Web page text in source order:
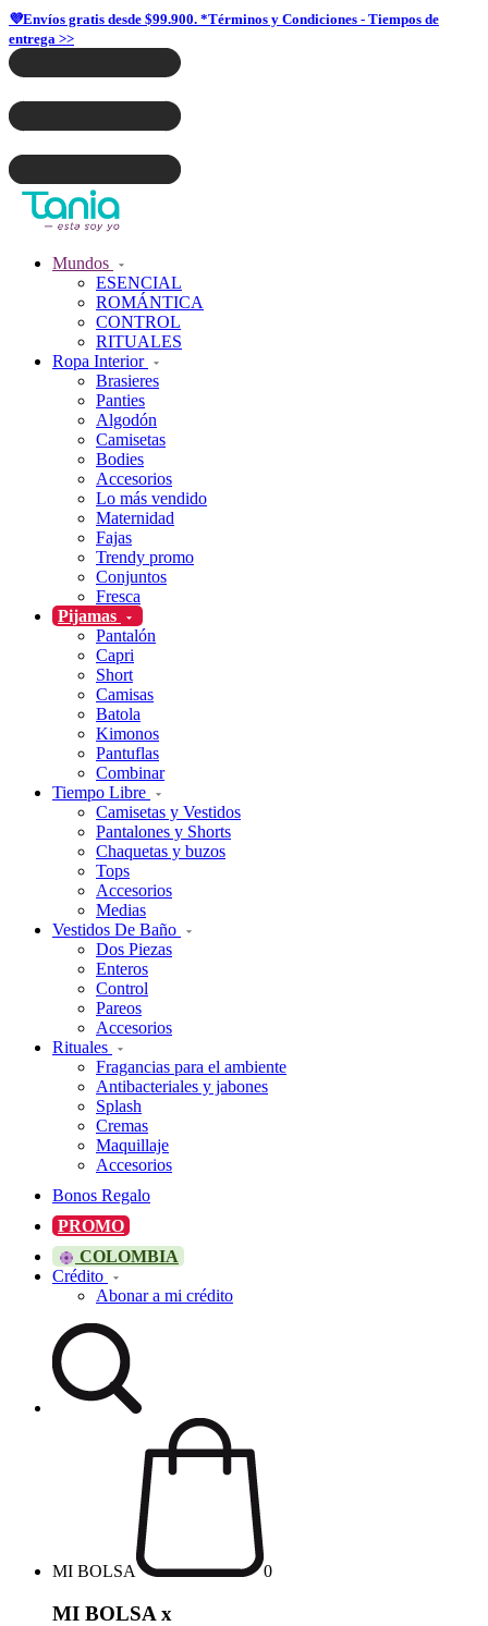
💜Envíos gratis desde $99.900. *Términos y Condiciones - Tiempos de
entrega >>
Mundos
ESENCIAL
ROMÁNTICA
CONTROL
RITUALES
Ropa Interior
Brasieres
Panties
Algodón
Camisetas
Bodies
Accesorios
Lo más vendido
Maternidad
Fajas
Trendy promo
Conjuntos
Fresca
Pijamas
Pantalón
Capri
Short
Camisas
Batola
Kimonos
Pantuflas
Combinar
Tiempo Libre
Camisetas y Vestidos
Pantalones y Shorts
Chaquetas y buzos
Tops
Accesorios
Medias
Vestidos De Baño
Dos Piezas
Enteros
Control
Pareos
Accesorios
Rituales
Fragancias para el ambiente
Antibacteriales y jabones
Splash
Cremas
Maquillaje
Accesorios
Bonos Regalo
PROMO
COLOMBIA
Crédito
Abonar a mi crédito
MI BOLSA 0
MI BOLSA x